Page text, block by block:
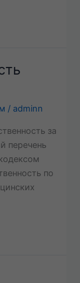
/ adminn
за
перечень
по